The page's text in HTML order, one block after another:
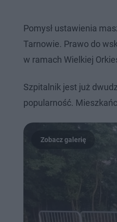
Pomysł ustawienia
Tarnowie. Prawo do
w ramach Wielkiej
Szpitalnik jest już
popularność.